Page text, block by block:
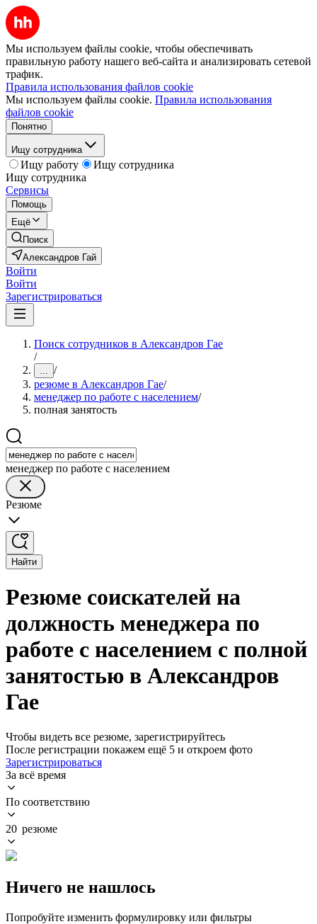
Мы используем файлы cookie, чтобы обеспечивать
правильную работу нашего веб-сайта и анализировать сетевой
трафик.
Правила использования файлов cookie
Мы используем файлы cookie. Правила использования
файлов cookie
Понятно
Ищу сотрудника
Ищу работу
Ищу сотрудника
Ищу сотрудника
Сервисы
Помощь
Ещё
Поиск
Александров Гай
Войти
Войти
Зарегистрироваться
Поиск сотрудников в Александров Гае
/
... /
резюме в Александров Гае/
менеджер по работе с населением/
полная занятость
менеджер по работе с населением
Резюме
Найти
Резюме соискателей на
должность менеджера по
работе с населением с полной
занятостью в Александров
Гае
Чтобы видеть все резюме, зарегистрируйтесь
После регистрации покажем ещё 5 и откроем фото
Зарегистрироваться
За всё время
По соответствию
20 резюме
Ничего не нашлось
Попробуйте изменить формулировку или фильтры